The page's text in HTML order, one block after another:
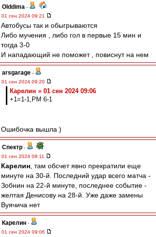
Olddima -
01 сен 2024 09:21
Автобусы так и обыгрываются
Либо мучения , либо гол в первые 15 мин и
тогда 3-0
И нападающий не поможет , повиснут на нем
arsgarage -
01 сен 2024 09:20
Карелин » 01 сен 2024 09:06
+1=1-1,РМ 6-1
Ошибочка вышла )
Спектр -
01 сен 2024 09:11
Карелин , там обсчет явно прекратили еще
минуте на 30-й. Последний удар всего матча -
Зобнин на 22-й минуте, последнее событие -
желтая Денисову на 28-й. Уже даже замены
Вуячича нет
Карелин -
01 сен 2024 09:06